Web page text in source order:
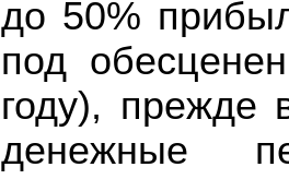
до 50%
под
году), прежде
денежные